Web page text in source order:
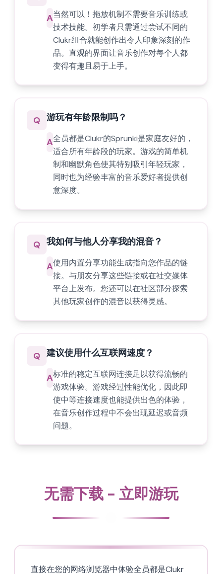
A当然可以！拖放机制不需要音乐训练或
技术技能。初学者只需通过尝试不同的
Clukr组合就能创作出令人印象深刻的作
品。直观的界面让音乐创作对每个人都
变得有趣且易于上手。
Q 游玩有年龄限制吗？
A全员都是Clukr的Sprunki是家庭友好的，
适合所有年龄段的玩家。游戏的简单机
制和幽默角色使其特别吸引年轻玩家，
同时也为经验丰富的音乐爱好者提供创
意深度。
Q 我如何与他人分享我的混音？
A使用内置分享功能生成指向您作品的链
接。与朋友分享这些链接或在社交媒体
平台上发布。您还可以在社区部分探索
其他玩家创作的混音以获得灵感。
Q 建议使用什么互联网速度？
A标准的稳定互联网连接足以获得流畅的
游戏体验。游戏经过性能优化，因此即
使中等连接速度也能提供出色的体验，
在音乐创作过程中不会出现延迟或音频
问题。
无需下载 - 立即游玩
直接在您的网络浏览器中体验全员都是Clukr